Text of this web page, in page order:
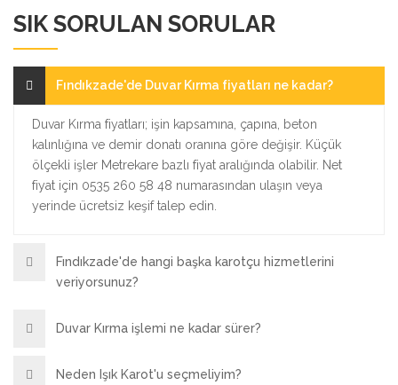
SIK SORULAN SORULAR
Fındıkzade'de Duvar Kırma fiyatları ne kadar?
Duvar Kırma fiyatları; işin kapsamına, çapına, beton
kalınlığına ve demir donatı oranına göre değişir. Küçük
ölçekli işler Metrekare bazlı fiyat aralığında olabilir. Net
fiyat için 0535 260 58 48 numarasından ulaşın veya
yerinde ücretsiz keşif talep edin.
Fındıkzade'de hangi başka karotçu hizmetlerini
veriyorsunuz?
Duvar Kırma işlemi ne kadar sürer?
Neden Işık Karot'u seçmeliyim?